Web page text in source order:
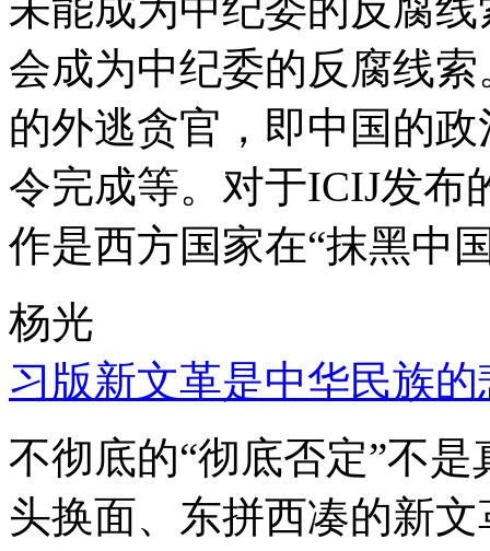
未能成为中纪委的反腐
会成为中纪委的反腐线
的外逃贪官，即中国的
令完成等。对于ICIJ发布
作是西方国家在“抹黑中
杨光
习版新文革是中华民族的
不彻底的“彻底否定”不
头换面、东拼西凑的新